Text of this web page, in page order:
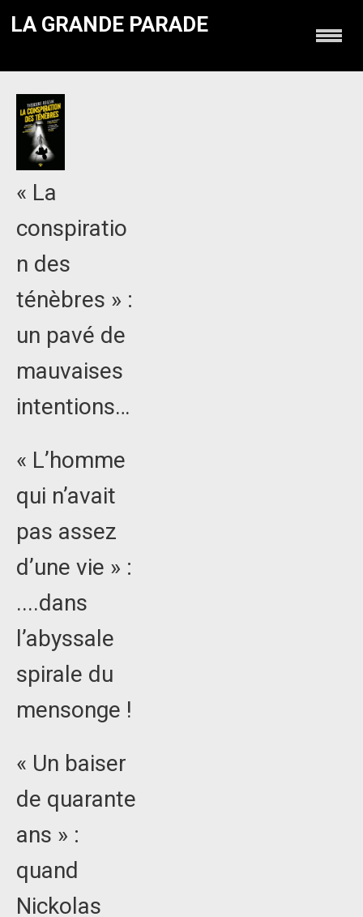
LA GRANDE PARADE
« La
conspiratio
n des
ténèbres » :
un pavé de
mauvaises
intentions…
« L’homme
qui n’avait
pas assez
d’une vie » :
....dans
l’abyssale
spirale du
mensonge !
« Un baiser
de quarante
ans » :
quand
Nickolas